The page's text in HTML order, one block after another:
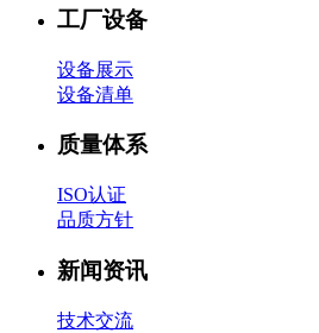
工厂设备
设备展示
设备清单
质量体系
ISO认证
品质方针
新闻资讯
技术交流